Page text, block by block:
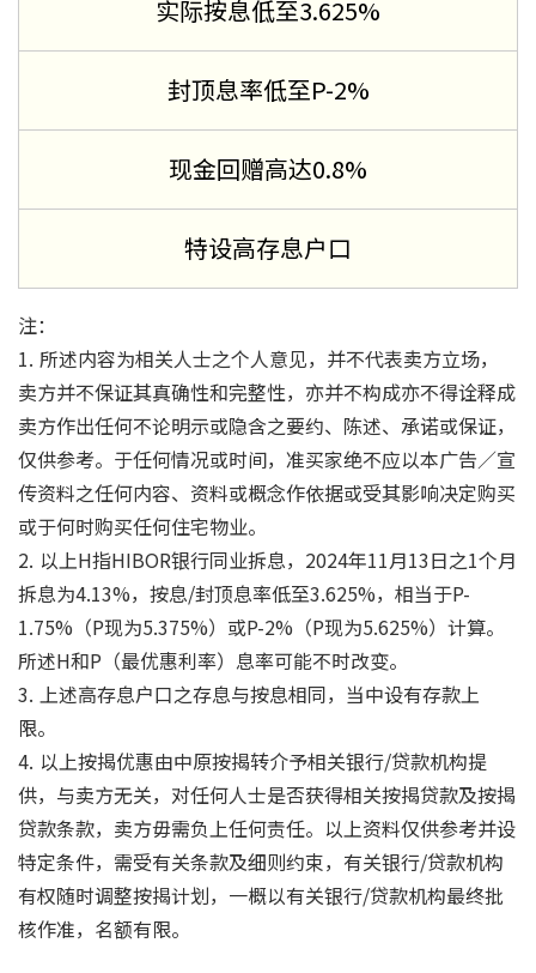
实际按息低至3.625%
封顶息率低至P-2%
现金回赠高达0.8%
特设高存息户口
注：
1. 所述内容为相关人士之个人意见，并不代表卖方立场，
卖方并不保证其真确性和完整性，亦并不构成亦不得诠释成
卖方作出任何不论明示或隐含之要约、陈述、承诺或保证，
仅供参考。于任何情况或时间，准买家绝不应以本广告／宣
传资料之任何内容、资料或概念作依据或受其影响决定购买
或于何时购买任何住宅物业。
2. 以上H指HIBOR银行同业拆息，2024年11月13日之1个月
拆息为4.13%，按息/封顶息率低至3.625%，相当于P-
1.75%（P现为5.375%）或P-2%（P现为5.625%）计算。
所述H和P（最优惠利率）息率可能不时改变。
3. 上述高存息户口之存息与按息相同，当中设有存款上
限。
4. 以上按揭优惠由中原按揭转介予相关银行/贷款机构提
供，与卖方无关，对任何人士是否获得相关按揭贷款及按揭
贷款条款，卖方毋需负上任何责任。以上资料仅供参考并设
特定条件，需受有关条款及细则约束，有关银行/贷款机构
有权随时调整按揭计划，一概以有关银行/贷款机构最终批
核作准，名额有限。